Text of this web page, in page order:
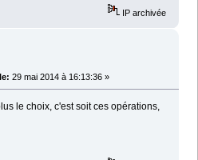
IP archivée
29 mai 2014 à 16:13:36 »
le choix, c'est soit ces opérations,